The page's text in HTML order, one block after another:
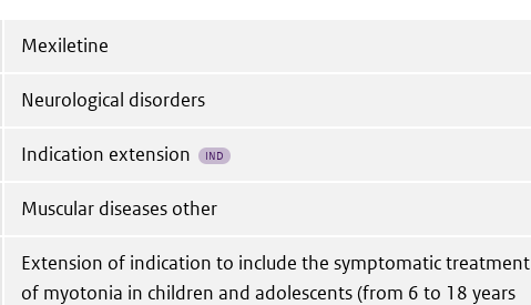
Mexiletine
Neurological disorders
Indication extension IND
Muscular diseases other
Extension of indication to include the symptomatic treatment
of myotonia in children and adolescents (from 6 to 18 years